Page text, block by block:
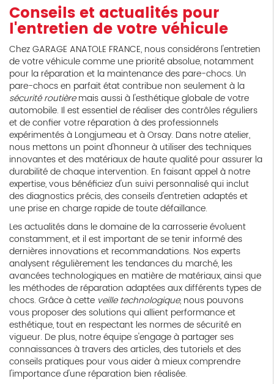
Conseils et actualités pour
l'entretien de votre véhicule
Chez GARAGE ANATOLE FRANCE, nous considérons l'entretien
de votre véhicule comme une priorité absolue, notamment
pour la réparation et la maintenance des pare-chocs. Un
pare-chocs en parfait état contribue non seulement à la
sécurité routièremais aussi à l'esthétique globale de votre
automobile. Il est essentiel de réaliser des contrôles réguliers
et de confier votre réparation à des professionnels
expérimentés à Longjumeau et à Orsay. Dans notre atelier,
nous mettons un point d'honneur à utiliser des techniques
innovantes et des matériaux de haute qualité pour assurer la
durabilité de chaque intervention. En faisant appel à notre
expertise, vous bénéficiez d'un suivi personnalisé qui inclut
des diagnostics précis, des conseils d'entretien adaptés et
une prise en charge rapide de toute défaillance.
Les actualités dans le domaine de la carrosserie évoluent
constamment, et il est important de se tenir informé des
dernières innovations et recommandations. Nos experts
analysent régulièrement les tendances du marché, les
avancées technologiques en matière de matériaux, ainsi que
les méthodes de réparation adaptées aux différents types de
chocs. Grâce à cette veille technologique, nous pouvons
vous proposer des solutions qui allient performance et
esthétique, tout en respectant les normes de sécurité en
vigueur. De plus, notre équipe s'engage à partager ses
connaissances à travers des articles, des tutoriels et des
conseils pratiques pour vous aider à mieux comprendre
l'importance d'une réparation bien réalisée.